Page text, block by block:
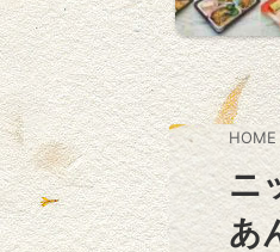
HOME
ニ
あ